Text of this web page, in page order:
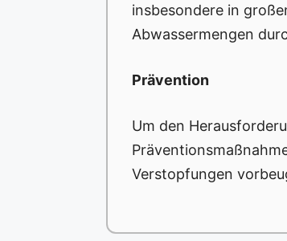
insbesondere in
Abwassermengen
Prävention
Um den
Verstopfungen